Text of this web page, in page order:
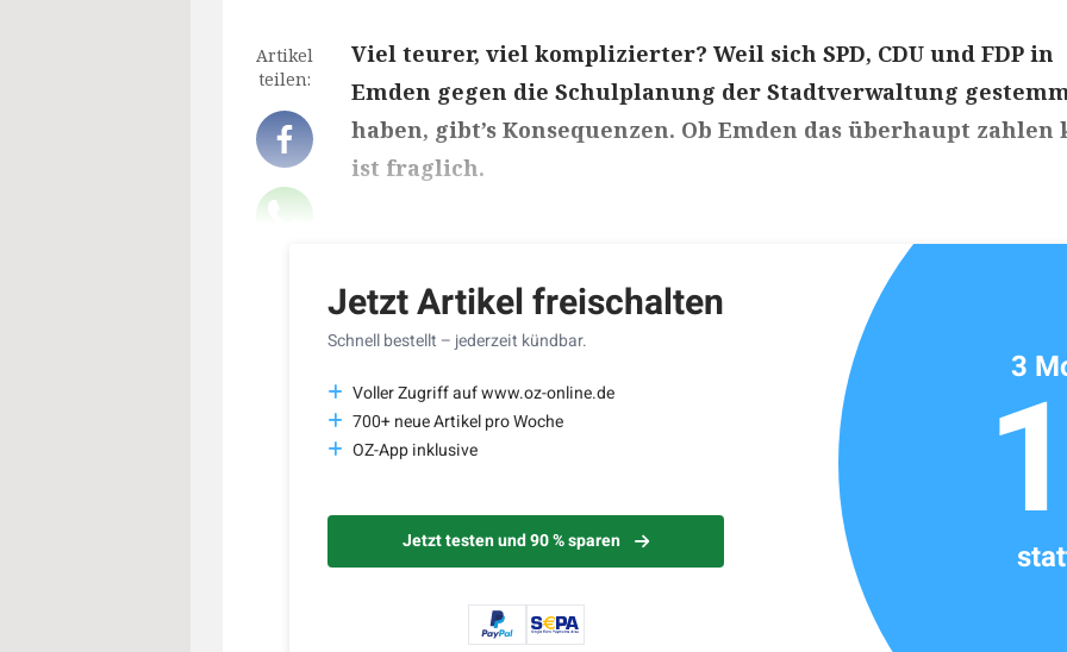
Artikel
teilen:
Viel teurer, viel komplizierter? Weil sich SPD, CDU und FDP in
Emden gegen die Schulplanung der Stadtverwaltung
haben, gibt’s Konsequenzen. Ob Emden das überhaupt zahlen
ist fraglich.
Jetzt Artikel freischalten
Schnell bestellt – jederzeit kündbar.
Voller Zugriff auf www.oz-online.de
700+ neue Artikel pro Woche
OZ-App inklusive
Jetzt testen und 90 % sparen
3